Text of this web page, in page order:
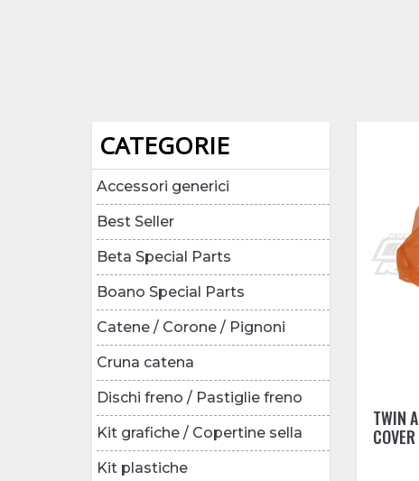
CATEGORIE
Accessori generici
Best Seller
Beta Special Parts
Boano Special Parts
Catene / Corone / Pignoni
Cruna catena
Dischi freno / Pastiglie freno
Kit grafiche / Copertine sella
Kit plastiche
TWIN